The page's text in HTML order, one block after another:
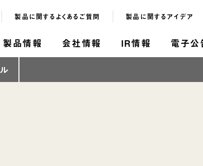
製品情報 会社情報 IR情報 電子公
製品に関するよくあるご質問 製品に関するアイデア